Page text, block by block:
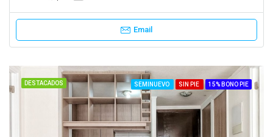
Email
DESTACADOS SEMINUEVO SIN PIE 15% BONO PIE